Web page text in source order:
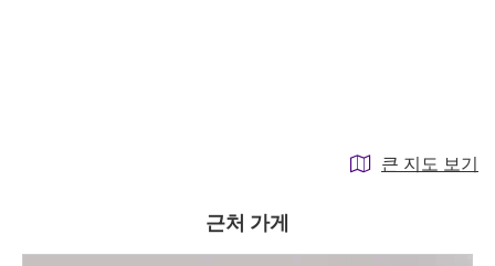
큰 지도 보기
근처 가게